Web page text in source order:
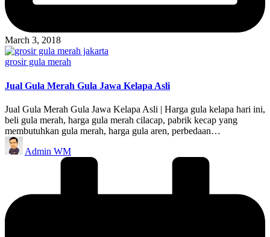
March 3, 2018
Posted
grosir gula merah
Jual Gula Merah Gula Jawa Kelapa Asli
Jual Gula Merah Gula Jawa Kelapa Asli | Harga gula kelapa hari ini,
beli gula merah, harga gula merah cilacap, pabrik kecap yang
membutuhkan gula merah, harga gula aren, perbedaan…
Posted
by
Admin WM